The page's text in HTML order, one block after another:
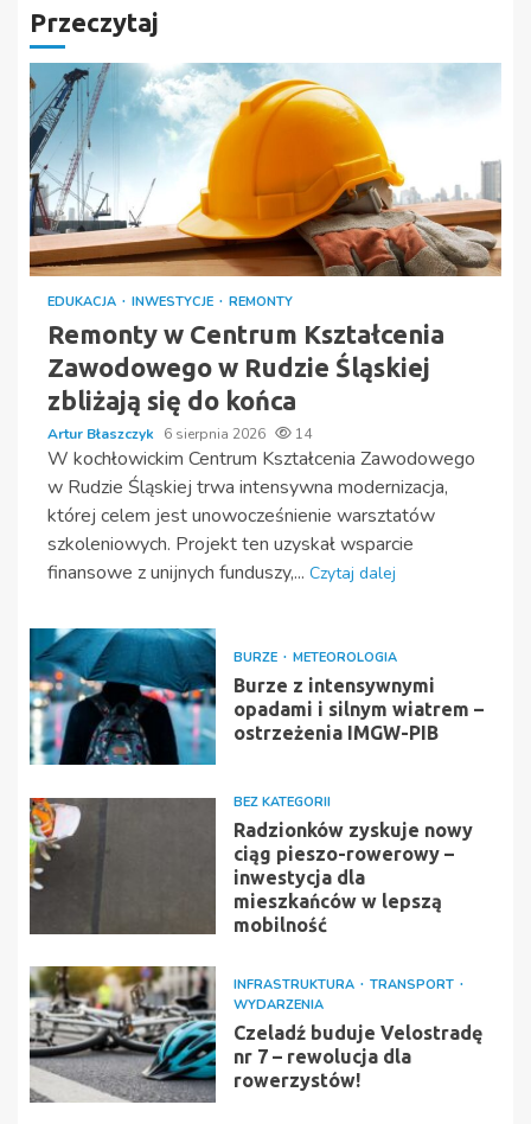
Przeczytaj
EDUKACJA INWESTYCJE REMONTY
Remonty w Centrum Kształcenia
Zawodowego w Rudzie Śląskiej
zbliżają się do końca
Artur Błaszczyk 6 sierpnia 2026 14
W kochłowickim Centrum Kształcenia Zawodowego
w Rudzie Śląskiej trwa intensywna modernizacja,
której celem jest unowocześnienie warsztatów
szkoleniowych. Projekt ten uzyskał wsparcie
finansowe z unijnych funduszy,... Czytaj dalej
BURZE METEOROLOGIA
Burze z intensywnymi
opadami i silnym wiatrem –
ostrzeżenia IMGW-PIB
BEZ KATEGORII
Radzionków zyskuje nowy
ciąg pieszo-rowerowy –
inwestycja dla
mieszkańców w lepszą
mobilność
INFRASTRUKTURA
TRANSPORT
WYDARZENIA
Czeladź buduje Velostradę
nr 7 – rewolucja dla
rowerzystów!